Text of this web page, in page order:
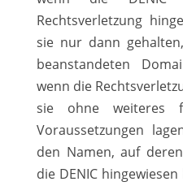
Rechtsverletzung
sie nur dann
beanstandeten
wenn die
sie ohne weiteres
Voraussetzungen
den Namen, auf
die DENIC